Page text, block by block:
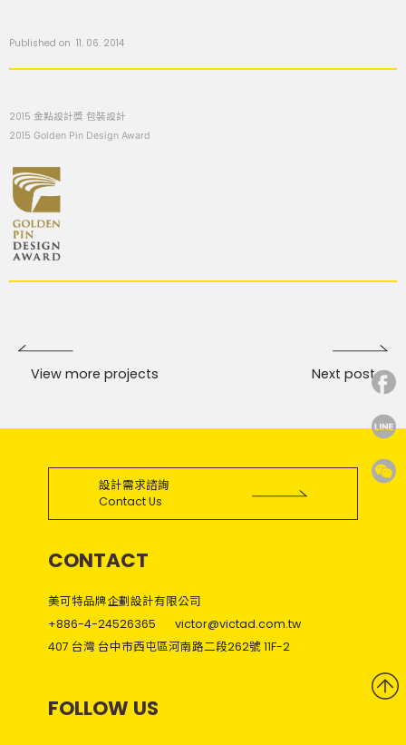
Published on 11. 06. 2014
2015 金點設計獎 包裝設計
2015 Golden Pin Design Award
View more projects Next post
設計需求諮詢
Contact Us
CONTACT
美可特品牌企劃設計有限公司
+886-4-24526365
victor@victad.com.tw
407 台灣 台中市西屯區河南路二段262號 11F-2
FOLLOW US